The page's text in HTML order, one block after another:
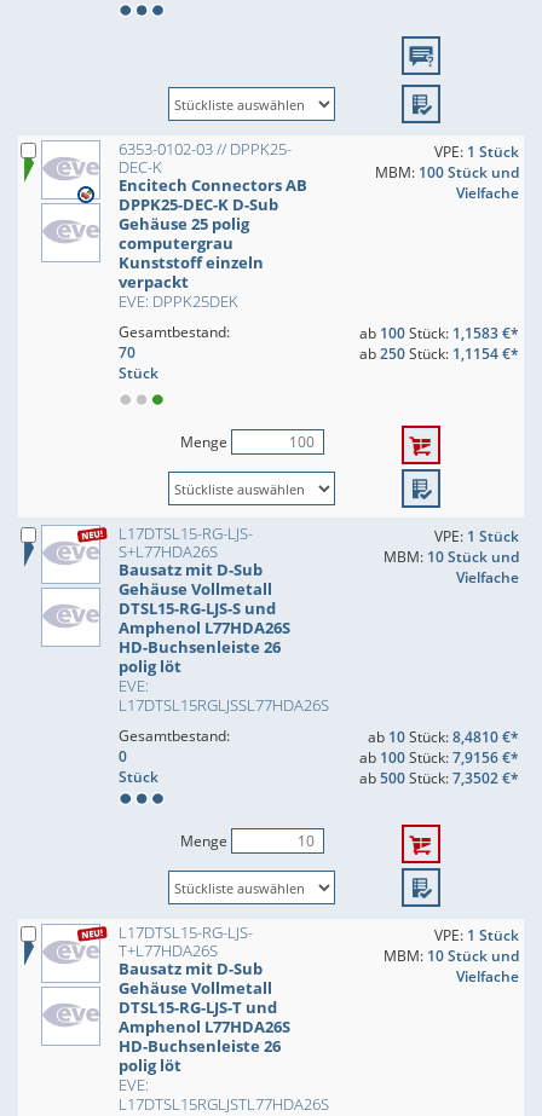
6353-0102-03 // DPPK25-
DEC-K
Encitech Connectors AB
DPPK25-DEC-K D-Sub
Gehäuse 25 polig
computergrau
Kunststoff einzeln
verpackt
EVE: DPPK25DEK
VPE: 1 Stück
MBM: 100 Stück und
Vielfache
Gesamtbestand:
70
Stück
ab 100Stück: 1,1583 €*
ab250Stück: 1,1154 €*
Menge
L17DTSL15-RG-LJS-
S+L77HDA26S
Bausatz mit D-Sub
Gehäuse Vollmetall
DTSL15-RG-LJS-S und
Amphenol L77HDA26S
HD-Buchsenleiste 26
polig löt
EVE:
L17DTSL15RGLJSSL77HDA26S
VPE: 1 Stück
MBM: 10 Stück und
Vielfache
Gesamtbestand:
0
Stück
ab 10Stück:8,4810 €*
ab 100Stück:7,9156 €*
ab500Stück:7,3502 €*
Menge
L17DTSL15-RG-LJS-
T+L77HDA26S
Bausatz mit D-Sub
Gehäuse Vollmetall
DTSL15-RG-LJS-T und
Amphenol L77HDA26S
HD-Buchsenleiste 26
polig löt
EVE:
L17DTSL15RGLJSTL77HDA26S
VPE: 1 Stück
MBM: 10 Stück und
Vielfache